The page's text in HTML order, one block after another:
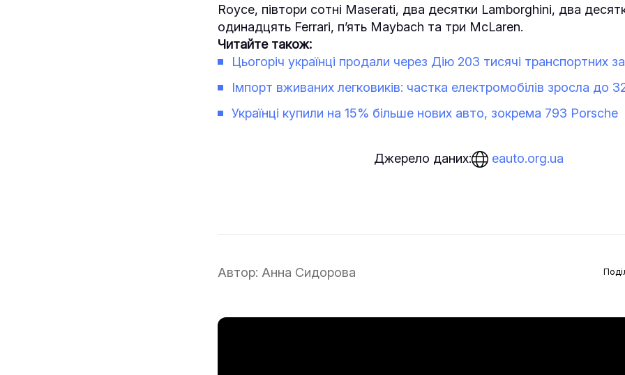
Royce, півтори сотні Maserati, два десятки Lamborghini, два
одинадцять Ferrari, п’ять Maybach та три McLaren.
Читайте також:
Цьогоріч українці продали через Дію 203 тисячі транспортних
Імпорт вживаних легковиків: частка електромобілів зросла до
Українці купили на 15% більше нових авто, зокрема 793 Porsche
Джерело даних: eauto.org.ua
Автор: Анна Сидорова